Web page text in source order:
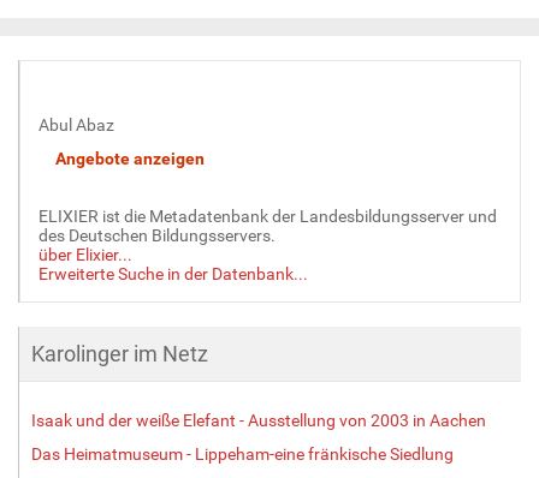
e
…
Abul Abaz
ELIXIER ist die Metadatenbank der Landesbildungsserver und
des Deutschen Bildungsservers.
über Elixier...
Erweiterte Suche in der Datenbank...
Karolinger im Netz
Isaak und der weiße Elefant - Ausstellung von 2003 in Aachen
Das Heimatmuseum - Lippeham-eine fränkische Siedlung